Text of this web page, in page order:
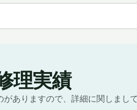
理実績
ありますので、詳細に関しまし